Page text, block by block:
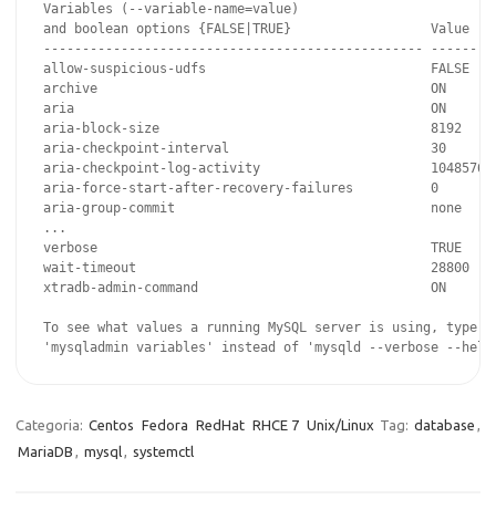
Variables (--variable-name=value)
and boolean options {FALSE|TRUE}                  Value
-------------------------------------------------
allow-suspicious-udfs                             FALSE
archive                                           ON
aria                                              ON
aria-block-size                                   8192
aria-checkpoint-interval                          30
aria-checkpoint-log-activity                      1048576
aria-force-start-after-recovery-failures          0
aria-group-commit                                 none
...
verbose                                           TRUE
wait-timeout                                      28800
xtradb-admin-command                              ON
To see what values a running MySQL server is using, type
'mysqladmin variables' instead of 'mysqld --verbose --
Categoria: Centos Fedora RedHat RHCE 7 Unix/Linux Tag: database ,
MariaDB , mysql, systemctl